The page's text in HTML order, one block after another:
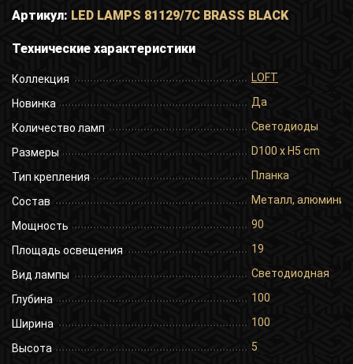
Артикул: LED LAMPS 81129/7C BRASS BLACK
Технические характеристики
Коллекция LOFT
Новинка Да
Количество ламп Светодиоды
Размеры D100 x H5 cm
Тип крепления Планка
Состав Металл,
Мощность 90
Площадь освещения 19
Вид лампы Светодиодная
Глубина 100
Ширина 100
Высота 5